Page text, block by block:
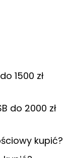
1500 zł
do 2000 zł
kupić?